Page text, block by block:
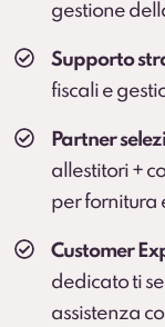
gestione
Supporto
fiscali e
Partner
allestitori +
per fornitura
Customer
dedicato ti
assistenza